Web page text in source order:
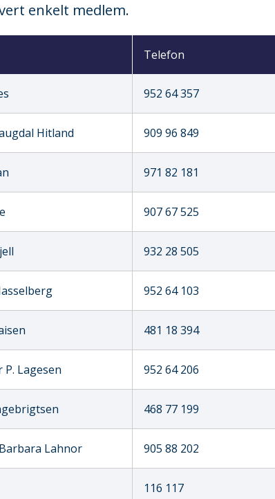
enkelt medlem.
Telefon
952 64 357
Hitland 909 96 849
971 82 181
907 67 525
932 28 505
952 64 103
481 18 394
Lagesen 952 64 206
468 77 199
Lahnor 905 88 202
116 117